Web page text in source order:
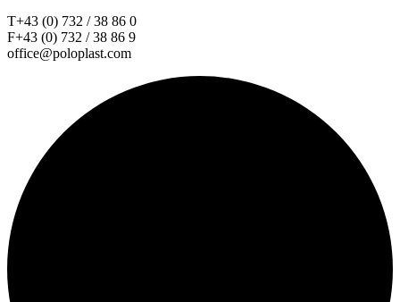
T+43 (0) 732 / 38 86 0
F+43 (0) 732 / 38 86 9
office@poloplast.com